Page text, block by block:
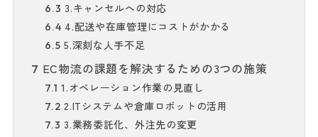
6.3 3.キャンセルへの対応
6.4 4.配送や在庫管理にコストがかかる
6.5 5.深刻な人手不足
7 EC物流の課題を解決するための3つの施策
7.1 1.オペレーション作業の見直し
7.2 2.ITシステムや倉庫ロボットの活用
7.3 3.業務委託化、外注先の変更